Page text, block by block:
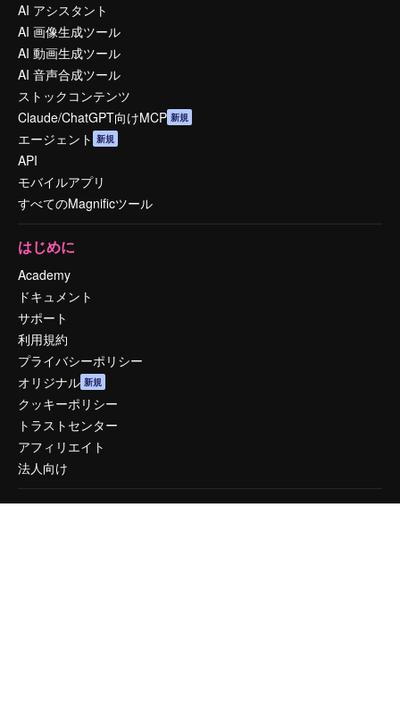
AI アシスタント
AI 画像生成ツール
AI 動画生成ツール
AI 音声合成ツール
ストックコンテンツ
Claude/ChatGPT向けMCP 新規
エージェント 新規
API
モバイルアプリ
すべてのMagnificツール
はじめに
Academy
ドキュメント
サポート
利用規約
プライバシーポリシー
オリジナル 新規
クッキーポリシー
トラストセンター
アフィリエイト
法人向け